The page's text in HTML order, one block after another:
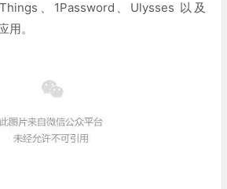
、1Password、Ulysses 以及
用。